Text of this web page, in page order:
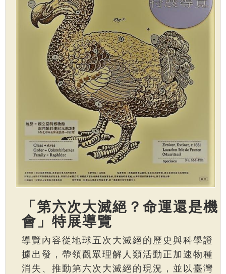
「第六次大滅絕？命運還是機
會」特展導覽
導覽內容從地球五次大滅絕的歷史與科學證
據出發，帶領觀眾理解人類活動正加速物種
消失、推動第六次大滅絕的現況，並以臺灣